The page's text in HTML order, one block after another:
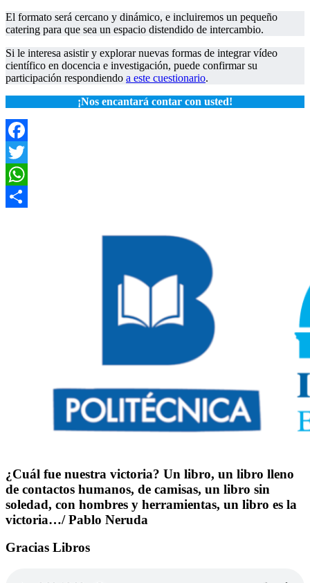
El formato será cercano y dinámico, e incluiremos un pequeño
catering para que sea un espacio distendido de intercambio.
Si le interesa asistir y explorar nuevas formas de integrar vídeo
científico en docencia e investigación, puede confirmar su
participación respondiendo a este cuestionario.
¡Nos encantará contar con usted!
Facebook
Twitter
WhatsApp
¿Cuál fue nuestra victoria? Un libro, un libro lleno
de contactos humanos, de camisas, un libro sin
soledad, con hombres y herramientas, un libro es la
victoria…/ Pablo Neruda
Gracias Libros